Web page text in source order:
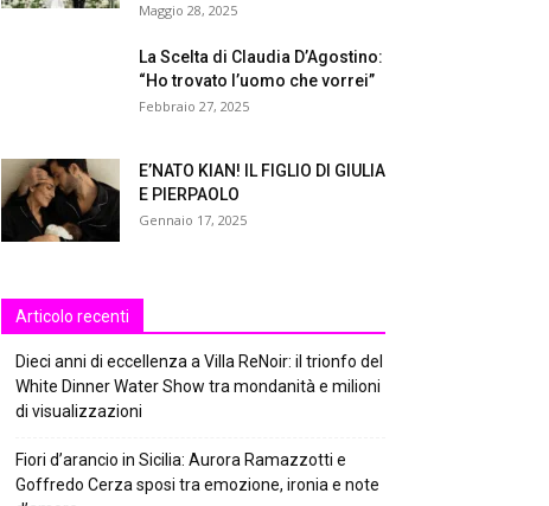
Maggio 28, 2025
La Scelta di Claudia D’Agostino:
“Ho trovato l’uomo che vorrei”
Febbraio 27, 2025
E’NATO KIAN! IL FIGLIO DI GIULIA
E PIERPAOLO
Gennaio 17, 2025
Articolo recenti
Dieci anni di eccellenza a Villa ReNoir: il trionfo del
White Dinner Water Show tra mondanità e milioni
di visualizzazioni
Fiori d’arancio in Sicilia: Aurora Ramazzotti e
Goffredo Cerza sposi tra emozione, ironia e note